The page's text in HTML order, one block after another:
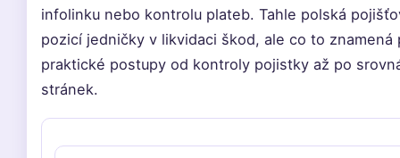
infolinku nebo kontrolu plateb. Tahle polská
pozicí jedničky v likvidaci škod, ale co to
praktické postupy od kontroly pojistky až po
stránek.